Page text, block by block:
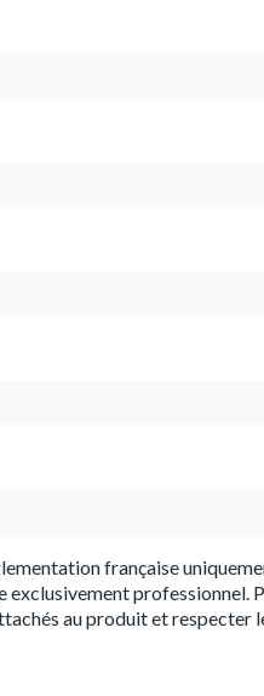
française
exclusivement professionnel.
au produit et respecter